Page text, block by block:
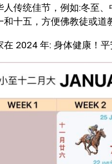
传统佳节，例如:冬至
十五，方便佛教徒或道
2024 年: 身体健康！